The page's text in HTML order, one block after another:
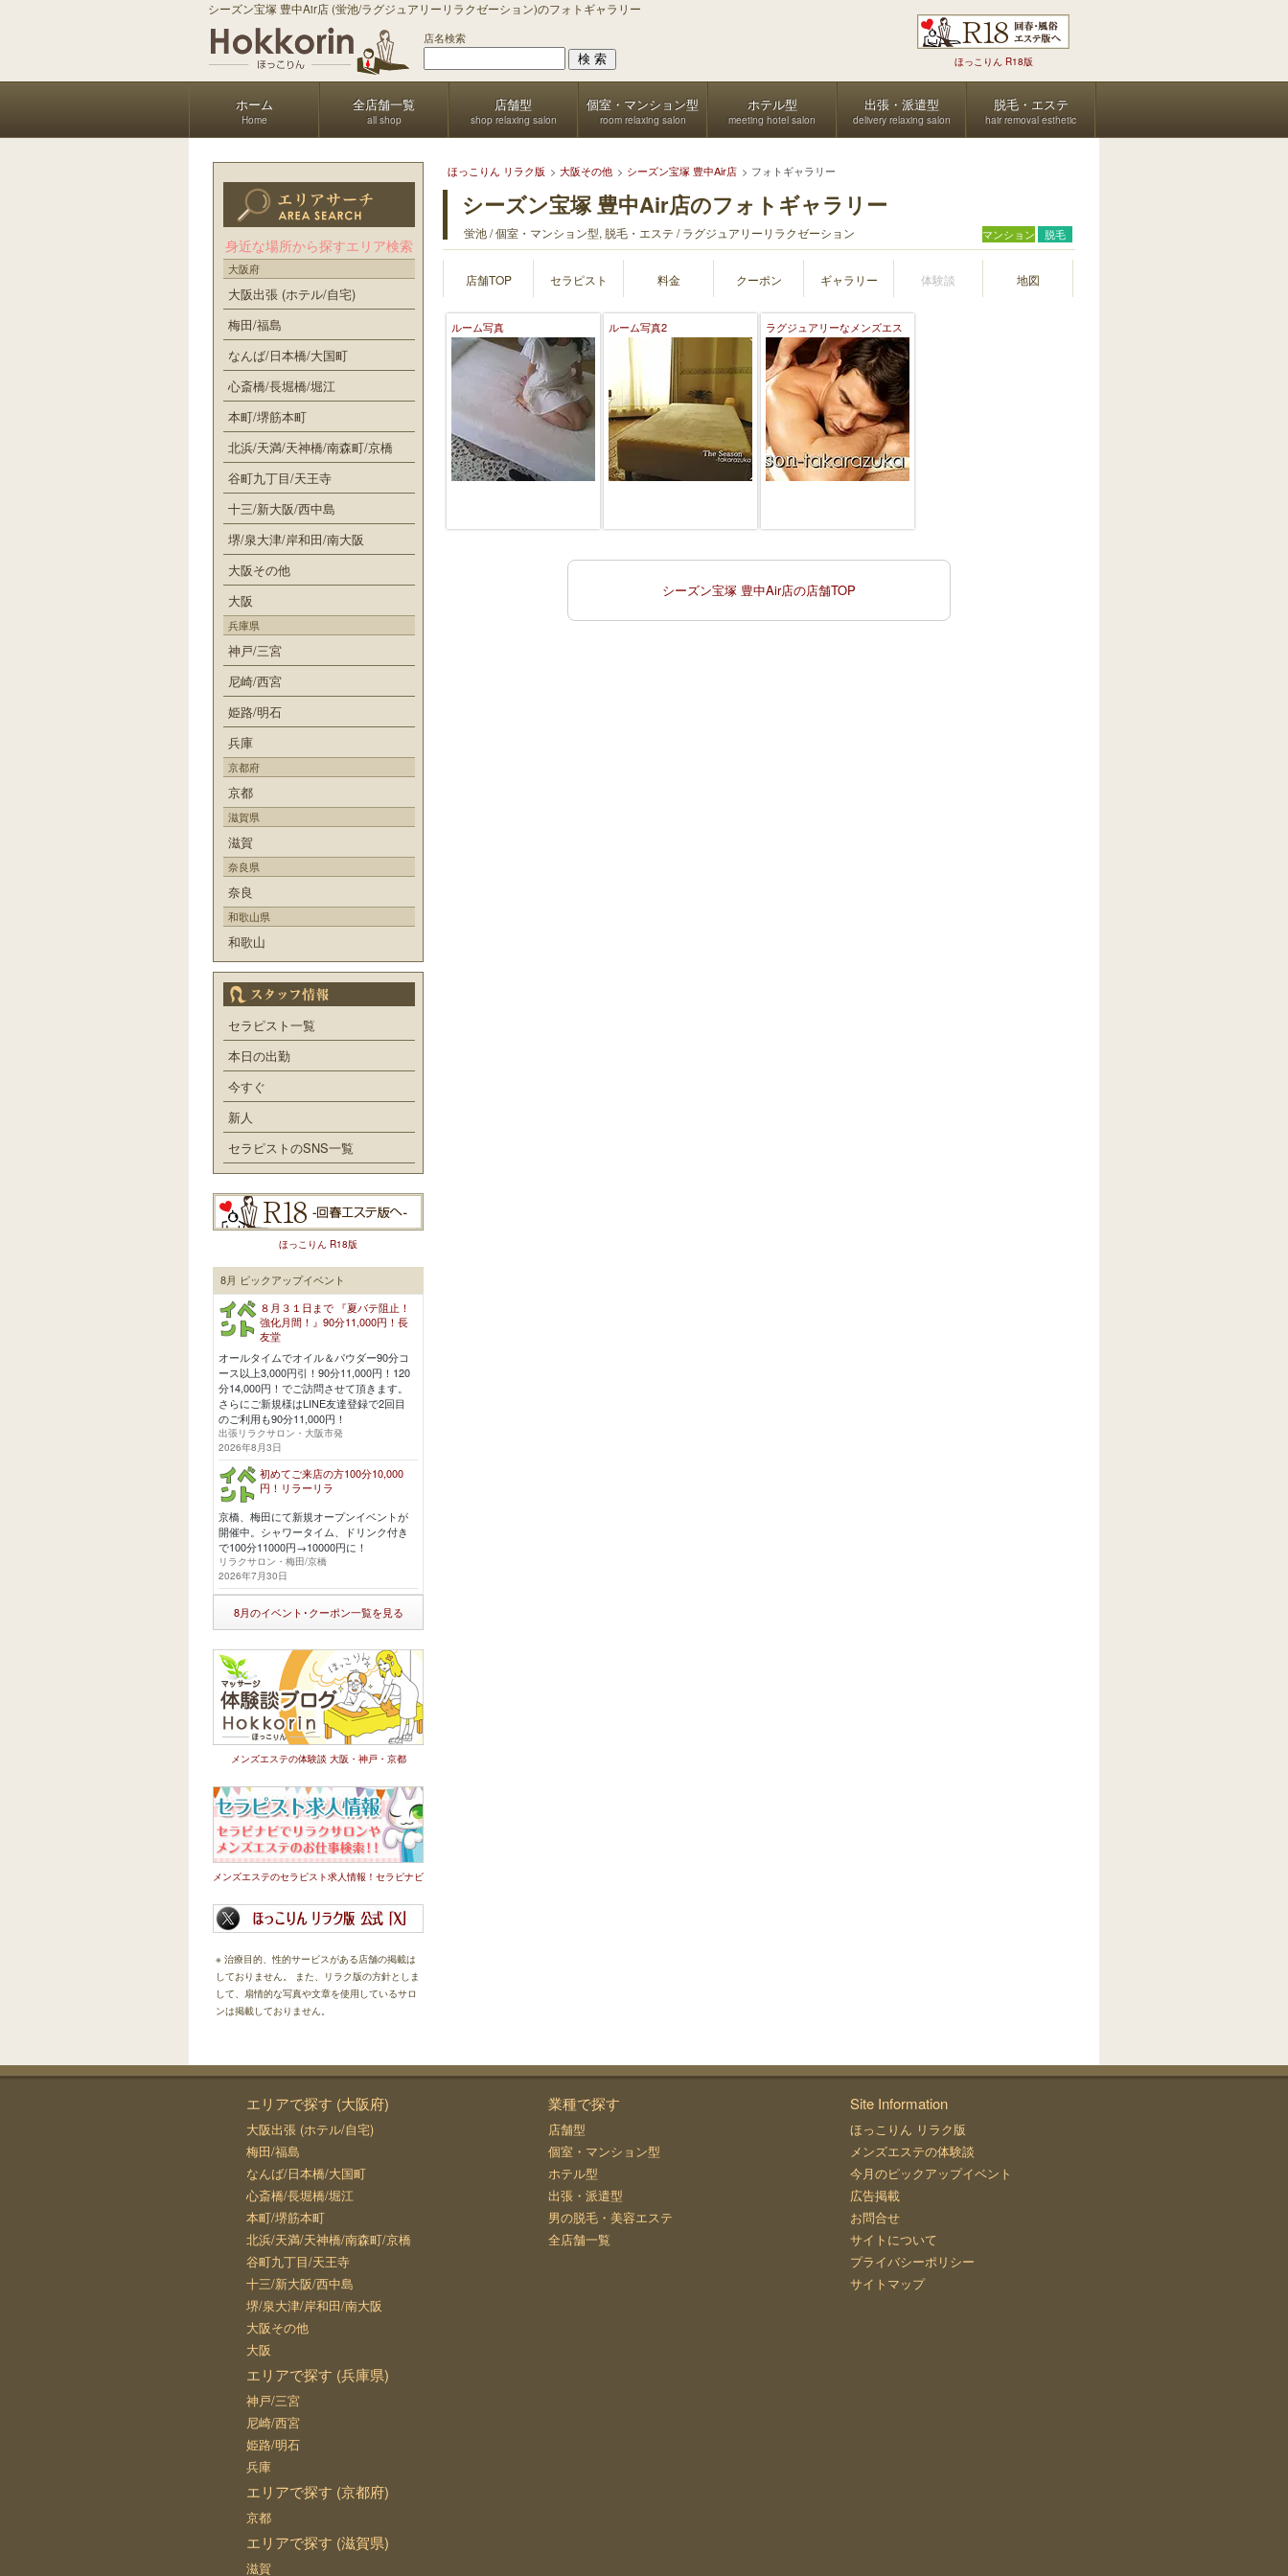
シーズン宝塚 豊中Air店 (蛍池/ラグジュアリーリラクゼーション)のフォトギャラリー
ほっこりん R18版
店名検索
ホーム
Home
全店舗一覧
all shop
店舗型
shop relaxing salon
個室・マンション型
room relaxing salon
ホテル型
meeting hotel salon
出張・派遣型
delivery relaxing salon
脱毛・エステ
hair removal esthetic
ほっこりん リラク版 大阪その他 シーズン宝塚 豊中Air店 フォトギャラリー
シーズン宝塚 豊中Air店のフォトギャラリー
蛍池 / 個室・マンション型, 脱毛・エステ / ラグジュアリーリラクゼーション マンション 脱毛
店舗TOP セラピスト 料金 クーポン ギャラリー 体験談 地図
ルーム写真 ルーム写真2
ラグジュアリーなメンズエス
テ店
シーズン宝塚 豊中Air店の店舗TOP
身近な場所から探すエリア検索
大阪府
大阪出張 (ホテル/自宅)
梅田/福島
なんば/日本橋/大国町
心斎橋/長堀橋/堀江
本町/堺筋本町
北浜/天満/天神橋/南森町/京橋
谷町九丁目/天王寺
十三/新大阪/西中島
堺/泉大津/岸和田/南大阪
大阪その他
大阪
兵庫県
神戸/三宮
尼崎/西宮
姫路/明石
兵庫
京都府
京都
滋賀県
滋賀
奈良県
奈良
和歌山県
和歌山
セラピスト一覧
本日の出勤
今すぐ
新人
セラピストのSNS一覧
ほっこりん R18版
8月 ピックアップイベント
８月３１日まで 『夏バテ阻止！
強化月間！』90分11,000円！長
友堂
オールタイムでオイル＆パウダー90分コ
ース以上3,000円引！90分11,000円！120
分14,000円！でご訪問させて頂きます。
さらにご新規様はLINE友達登録で2回目
のご利用も90分11,000円！
出張リラクサロン・大阪市発
2026年8月3日
初めてご来店の方100分10,000
円！リラーリラ
京橋、梅田にて新規オープンイベントが
開催中。シャワータイム、ドリンク付き
で100分11000円→10000円に！
リラクサロン・梅田/京橋
2026年7月30日
8月のイベント･クーポン一覧を見る
メンズエステの体験談 大阪・神戸・京都
メンズエステのセラピスト求人情報！セラピナビ
※ 治療目的、性的サービスがある店舗の掲載は
しておりません。 また、リラク版の方針としま
して、扇情的な写真や文章を使用しているサロ
ンは掲載しておりません。
エリアで探す (大阪府)
大阪出張 (ホテル/自宅)
梅田/福島
なんば/日本橋/大国町
心斎橋/長堀橋/堀江
本町/堺筋本町
北浜/天満/天神橋/南森町/京橋
谷町九丁目/天王寺
十三/新大阪/西中島
堺/泉大津/岸和田/南大阪
大阪その他
大阪
エリアで探す (兵庫県)
神戸/三宮
尼崎/西宮
姫路/明石
兵庫
エリアで探す (京都府)
京都
エリアで探す (滋賀県)
滋賀
業種で探す
店舗型
個室・マンション型
ホテル型
出張・派遣型
男の脱毛・美容エステ
全店舗一覧
Site Information
ほっこりん リラク版
メンズエステの体験談
今月のピックアップイベント
広告掲載
お問合せ
サイトについて
プライバシーポリシー
サイトマップ